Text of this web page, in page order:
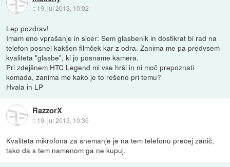
:: 19. jul 2013, 10:02
Lep pozdrav!
Imam eno vprašanje in sicer: Sem glasbenik in dostikrat bi rad na
telefon posnel kakšen filmček kar z odra. Zanima me pa predvsem
kvaliteta "glasbe", ki jo posname kamera.
Pri zdejšnem HTC Legend mi vse hrši in ni moč prepoznati
komada, zanima me kako je to rešeno pri temu?
Hvala in LP
RazzorX
:: 19. jul 2013, 10:36
Kvaliteta mikrofona za snemanje je na tem telefonu precej zanič,
tako da s tem namenom ga ne kupuj.